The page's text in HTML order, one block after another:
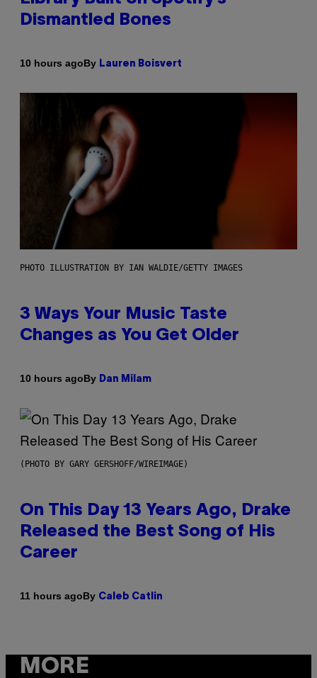
Dismantled Bones
10 hours agoBy Lauren Boisvert
PHOTO ILLUSTRATION BY IAN WALDIE/GETTY IMAGES
3 Ways Your Music Taste
Changes as You Get Older
10 hours agoBy Dan Milam
(PHOTO BY GARY GERSHOFF/WIREIMAGE)
On This Day 13 Years Ago, Drake
Released the Best Song of His
Career
11 hours agoBy Caleb Catlin
MORE